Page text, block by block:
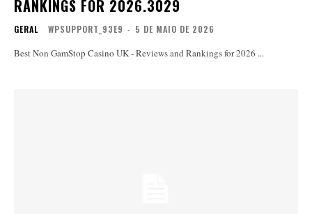
RANKINGS FOR 2026.3029
GERAL WPSUPPORT_93E9 - 5 DE MAIO DE 2026
Best Non GamStop Casino UK - Reviews and Rankings for 2026 ...